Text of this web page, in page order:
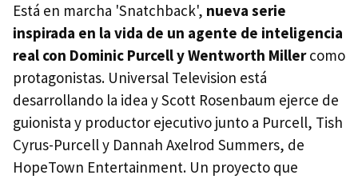
Está en marcha 'Snatchback', nueva serie
inspirada en la vida de un agente de inteligencia
real con Dominic Purcell y Wentworth Millercomo
protagonistas. Universal Television está
desarrollando la idea y Scott Rosenbaum ejerce de
guionista y productor ejecutivo junto a Purcell, Tish
Cyrus-Purcell y Dannah Axelrod Summers, de
HopeTown Entertainment. Un proyecto que